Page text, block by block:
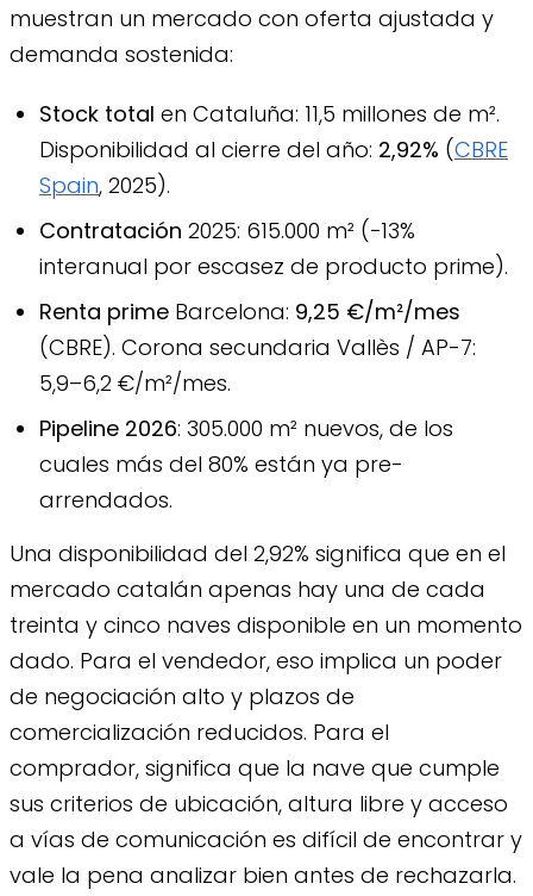
muestran un mercado con oferta ajustada y
demanda sostenida:
Stock total en Cataluña: 11,5 millones de m².
Disponibilidad al cierre del año: 2,92% (CBRE
Spain, 2025).
Contratación 2025: 615.000 m² (−13%
interanual por escasez de producto prime).
Renta prime Barcelona: 9,25 €/m²/mes
(CBRE). Corona secundaria Vallès / AP-7:
5,9–6,2 €/m²/mes.
Pipeline 2026: 305.000 m² nuevos, de los
cuales más del 80% están ya pre-
arrendados.
Una disponibilidad del 2,92% significa que en el
mercado catalán apenas hay una de cada
treinta y cinco naves disponible en un momento
dado. Para el vendedor, eso implica un poder
de negociación alto y plazos de
comercialización reducidos. Para el
comprador, significa que la nave que cumple
sus criterios de ubicación, altura libre y acceso
a vías de comunicación es difícil de encontrar y
vale la pena analizar bien antes de rechazarla.